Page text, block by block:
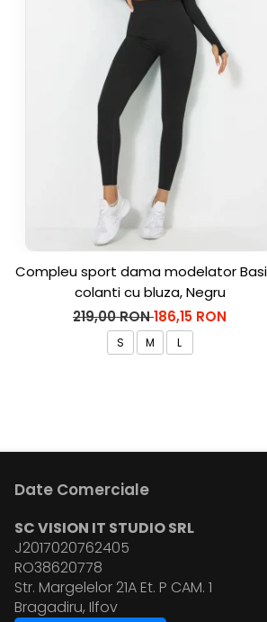
Compleu sport dama modelator
colanti cu bluza, Negru
219,00 RON186,15 RON
S M L
Date Comerciale
SC VISION IT STUDIO SRL
J2017020762405
RO38620778
Str. Margelelor 21A Et. P CAM. 1
Bragadiru, Ilfov